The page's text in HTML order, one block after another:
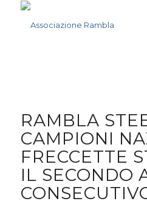
RAMBLA
CAMPIONI
FRECCETTE
IL SECONDO